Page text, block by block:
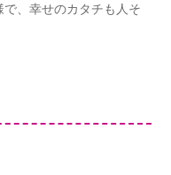
、幸せのカタチも人そ